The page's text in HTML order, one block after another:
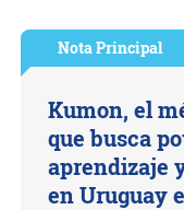
Nota Principal
Kumon, el
que busca
aprendizaje
en Uruguay